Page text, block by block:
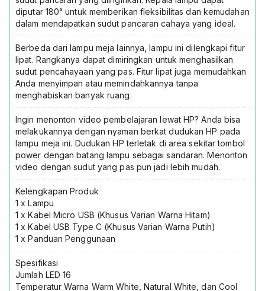
diputar 180° untuk memberikan fleksibilitas dan kemudahan
dalam mendapatkan sudut pancaran cahaya yang ideal.
Berbeda dari lampu meja lainnya, lampu ini dilengkapi fitur
lipat. Rangkanya dapat dimiringkan untuk menghasilkan
sudut pencahayaan yang pas. Fitur lipat juga memudahkan
Anda menyimpan atau memindahkannya tanpa
menghabiskan banyak ruang.
Ingin menonton video pembelajaran lewat HP? Anda bisa
melakukannya dengan nyaman berkat dudukan HP pada
lampu meja ini. Dudukan HP terletak di area sekitar tombol
power dengan batang lampu sebagai sandaran. Menonton
video dengan sudut yang pas pun jadi lebih mudah.
Kelengkapan Produk
1 x Lampu
1 x Kabel Micro USB (Khusus Varian Warna Hitam)
1 x Kabel USB Type C (Khusus Varian Warna Putih)
1 x Panduan Penggunaan
Spesifikasi
Jumlah LED 16
Temperatur Warna Warm White, Natural White, dan Cool